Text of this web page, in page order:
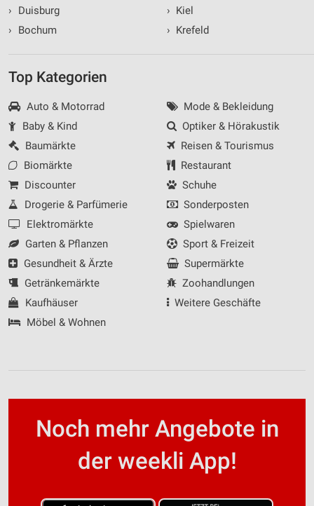
›
Duisburg
›
Bochum
› Kiel
› Krefeld
Top Kategorien
Auto & Motorrad
Baby & Kind
Baumärkte
Biomärkte
Discounter
Drogerie & Parfümerie
Elektromärkte
Garten & Pflanzen
Gesundheit & Ärzte
Getränkemärkte
Kaufhäuser
Möbel & Wohnen
Mode & Bekleidung
Optiker & Hörakustik
Reisen & Tourismus
Restaurant
Schuhe
Sonderposten
Spielwaren
Sport & Freizeit
Supermärkte
Zoohandlungen
Weitere Geschäfte
Noch mehr Angebote in
der weekli App!